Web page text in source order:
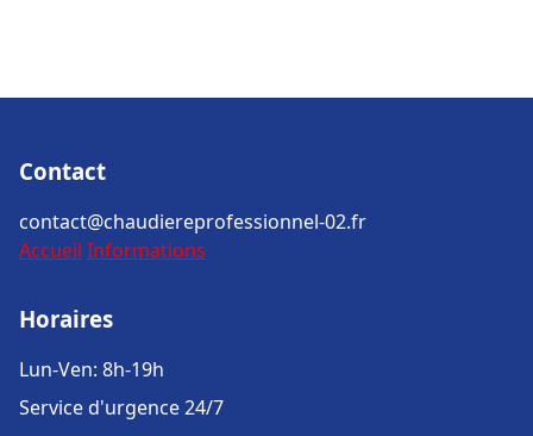
Contact
contact@chaudiereprofessionnel-02.fr
Accueil Informations
Horaires
Lun-Ven: 8h-19h
Service d'urgence 24/7